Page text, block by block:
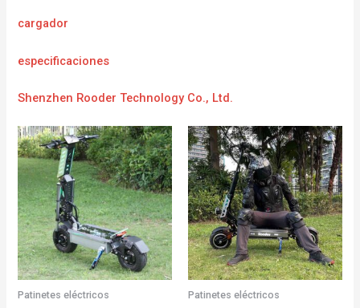
cargador
especificaciones
Shenzhen Rooder Technology Co., Ltd.
Patinetes eléctricos Patinetes eléctricos